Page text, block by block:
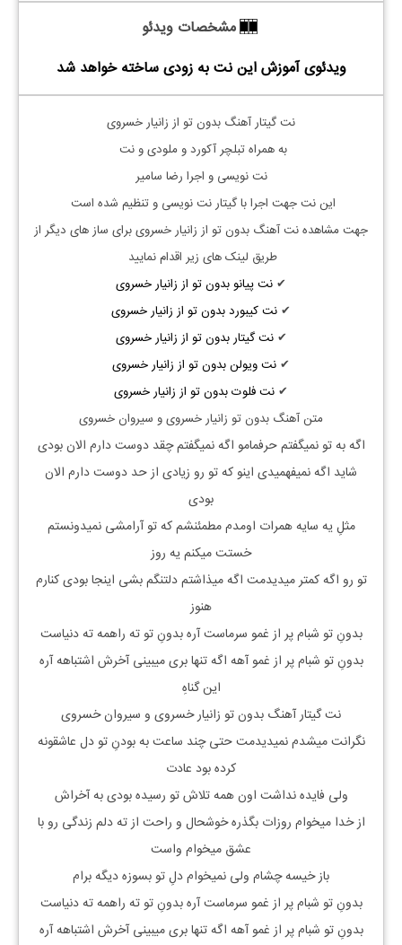
مشخصات ویدئو
ویدئوی آموزش این نت به زودی ساخته خواهد شد
نت گیتار آهنگ بدون تو از زانیار خسروی
به همراه تبلچر آکورد و ملودی و نت
نت نویسی و اجرا رضا سامیر
این نت جهت اجرا با گیتار نت نویسی و تنظیم شده است
جهت مشاهده نت آهنگ بدون تو از زانیار خسروی برای ساز های دیگر از
طریق لینک های زیر اقدام نمایید
✔ نت پیانو بدون تو از زانیار خسروی
✔ نت کیبورد بدون تو از زانیار خسروی
✔نت گیتار بدون تو از زانیار خسروی
✔ نت ویولن بدون تو از زانیار خسروی
✔ نت فلوت بدون تو از زانیار خسروی
متن آهنگ بدون تو زانیار خسروی و سیروان خسروی
اگه به تو نمیگفتم حرفمامو اگه نمیگفتم چقد دوست دارم الان بودی
شاید اگه نمیفهمیدی اینو که تو رو زیادی از حد دوست دارم الان
بودی
مثلِ یه سایه همرات اومدم مطمئنشم که تو آرامشی نمیدونستم
خستت میکنم یه روز
تو رو اگه کمتر میدیدمت اگه میذاشتم دلتنگم بشی اینجا بودی کنارم
هنوز
بدونِ تو شبام پر از غمو سرماست آره بدونِ تو ته راهمه ته دنیاست
بدونِ تو شبام پر از غمو آهه اگه تنها بری میبینی آخرش اشتباهه آره
این گناهِ
نت گیتار آهنگ بدون تو زانیار خسروی و سیروان خسروی
نگرانت میشدم نمیدیدمت حتی چند ساعت به بودنِ تو دل عاشقونه
کرده بود عادت
ولی فایده نداشت اون همه تلاش تو رسیده بودی به آخراش
از خدا میخوام روزات بگذره خوشحال و راحت از ته دلم زندگی رو با
عشق میخوام واست
باز خیسه چشام ولی نمیخوام دلِ تو بسوزه دیگه برام
بدونِ تو شبام پر از غمو سرماست آره بدونِ تو ته راهمه ته دنیاست
بدونِ تو شبام پر از غمو آهه اگه تنها بری میبینی آخرش اشتباهه آره